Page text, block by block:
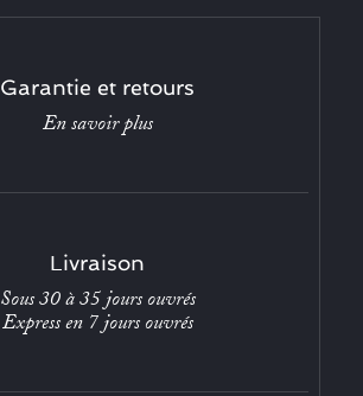
Garantie et retours
En savoir plus
Livraison
Sous 30 à 35 jours ouvrés
Express en 7 jours ouvrés